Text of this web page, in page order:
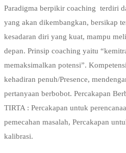
Paradigma berpikir coaching terdiri
yang akan dikembangkan, bersikap
kesadaran diri yang kuat, mampu
depan. Prinsip coaching yaitu
memaksimalkan potensi”.
kehadiran penuh/Presence,
pertanyaan berbobot. Percakapan
TIRTA : Percakapan untuk
pemecahan masalah, Percakapan
kalibrasi.